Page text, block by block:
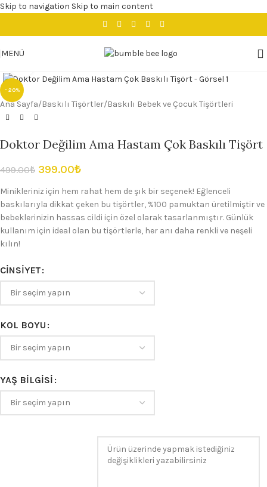
Skip to navigation Skip to main content
MENÜ
- 20%
Ana Sayfa/Baskılı Tişörtler/Baskılı Bebek ve Çocuk Tişörtleri
Doktor Değilim Ama Hastam Çok Baskılı Tişört
499.00₺ 399.00₺
Minikleriniz için hem rahat hem de şık bir seçenek! Eğlenceli
baskılarıyla dikkat çeken bu tişörtler, %100 pamuktan üretilmiştir ve
bebeklerinizin hassas cildi için özel olarak tasarlanmıştır. Günlük
kullanım için ideal olan bu tişörtlerle, her anı daha renkli ve neşeli
kılın!
CINSIYET
KOL BOYU
YAŞ BILGISI